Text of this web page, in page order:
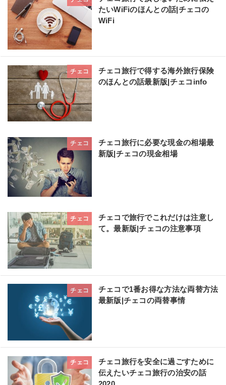
たいWiFiのほんとの話|チェコの
WiFi
チェコ
チェコ旅行で得する海外旅行保険
のほんとの話最新版|チェコinfo
チェコ
チェコ旅行に必要な現金の相場最
新版|チェコの現金相場
チェコ
チェコで旅行でこれだけは注意し
て。最新版|チェコの注意事項
チェコ
チェコで1番お得な方法な両替方法
最新版|チェコの両替事情
チェコ
チェコ旅行を安全に過ごすために
伝えたいチェコ旅行の治安の話